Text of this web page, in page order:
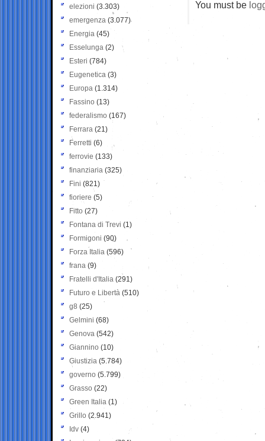
You must be
elezioni (3.303)
emergenza (3.077)
Energia (45)
Esselunga (2)
Esteri (784)
Eugenetica (3)
Europa (1.314)
Fassino (13)
federalismo (167)
Ferrara (21)
Ferretti (6)
ferrovie (133)
finanziaria (325)
Fini (821)
fioriere (5)
Fitto (27)
Fontana di Trevi (1)
Formigoni (90)
Forza Italia (596)
frana (9)
Fratelli d'Italia (291)
Futuro e Libertà (510)
g8 (25)
Gelmini (68)
Genova (542)
Giannino (10)
Giustizia (5.784)
governo (5.799)
Grasso (22)
Green Italia (1)
Grillo (2.941)
Idv (4)